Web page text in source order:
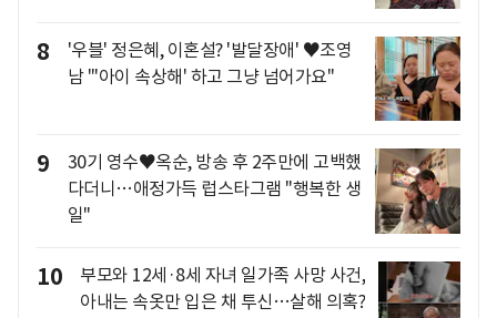
8
'우블' 정은혜, 이혼설? '발달장애' ♥조영
남 "'아이 속상해' 하고 그냥 넘어가요"
9
30기 영수♥옥순, 방송 후 2주만에 고백했
다더니…애정가득 럽스타그램 "행복한 생
일"
10
부모와 12세·8세 자녀 일가족 사망 사건,
아내는 속옷만 입은 채 투신…살해 의혹?